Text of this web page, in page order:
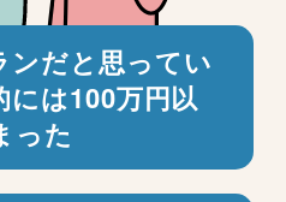
ンだと思ってい
には100万円以
った